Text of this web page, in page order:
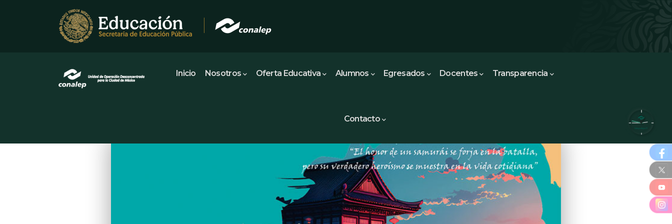
Inicio Nosotros Oferta Educativa Alumnos Egresados Docentes Transparencia
Contacto